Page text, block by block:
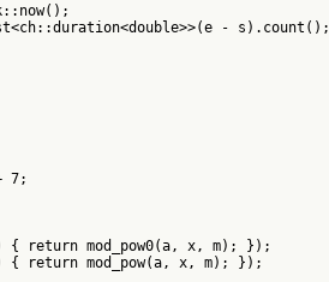
- s).count();
7;
{ return mod_pow0(a, x, m); });
{ return mod_pow(a, x, m); });